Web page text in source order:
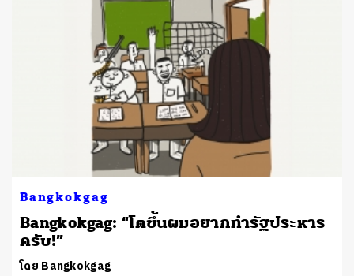
Bangkokgag
Bangkokgag: “โตขึ้นผมอยากทำรัฐประหาร
ครับ!”
โดย Bangkokgag